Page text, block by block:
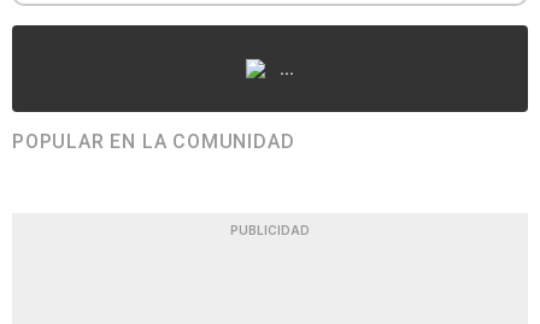
...
POPULAR EN LA COMUNIDAD
PUBLICIDAD